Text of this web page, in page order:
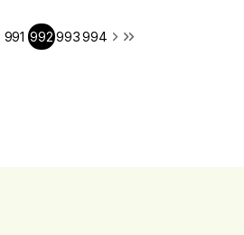
991 992 993994